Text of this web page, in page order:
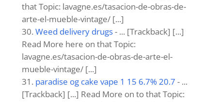
that Topic: lavagne.es/tasacion-de-obras-de-
arte-el-mueble-vintage/ [...]
Weed delivery drugs- ... [Trackback] [...]
Read More here on that Topic:
lavagne.es/tasacion-de-obras-de-arte-el-
mueble-vintage/ [...]
paradise og cake vape 1 15 6.7% 20.7 - ...
[Trackback] [...] Read More on to that Topic: